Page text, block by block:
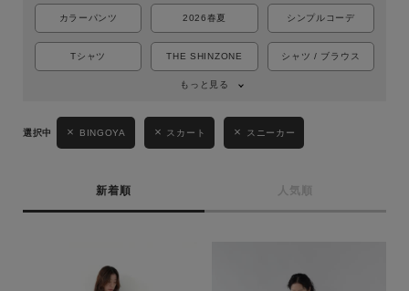
カラーパンツ 2026春夏 シンプルコーデ
Tシャツ THE SHINZONE シャツ / ブラウス
もっと見る
BINGOYA スカート スニーカー
新着順 人気順